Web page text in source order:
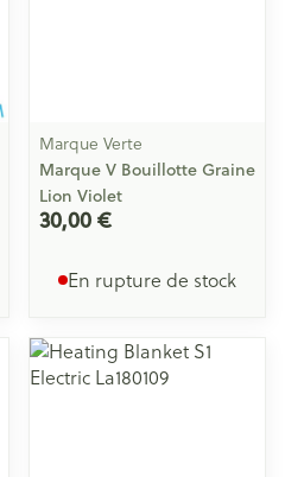
Marque Verte
Marque V Bouillotte Graine
Lion Violet
30,00 €
En rupture de stock